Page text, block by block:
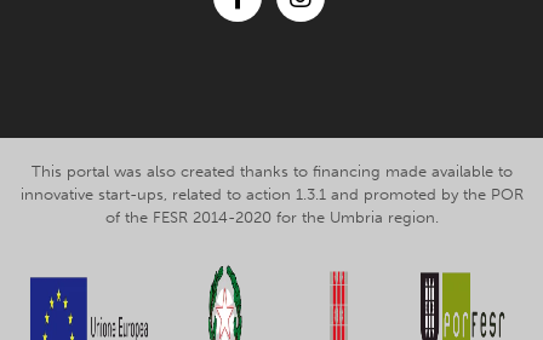
This portal was also created thanks to financing made available to
innovative start-ups, related to action 1.3.1 and promoted by the POR
of the FESR 2014-2020 for the Umbria region.